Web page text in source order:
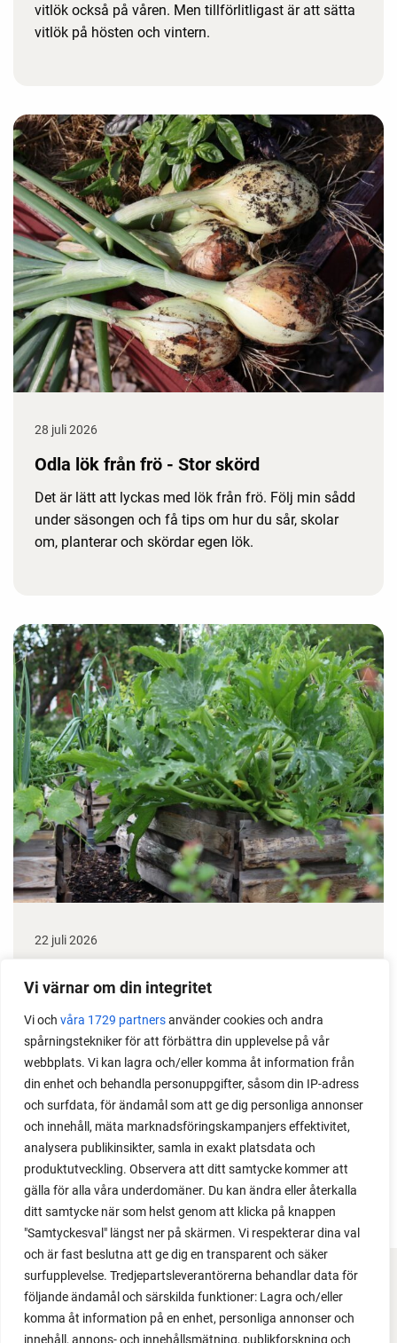
Vi värnar om din integritet
Vi och våra 1729 partnersanvänder cookies och andra
spårningstekniker för att förbättra din upplevelse på vår
webbplats. Vi kan lagra och/eller komma åt information från
din enhet och behandla personuppgifter, såsom din IP-adress
och surfdata, för ändamål som att ge dig personliga annonser
och innehåll, mäta marknadsföringskampanjers effektivitet,
analysera publikinsikter, samla in exakt platsdata och
produktutveckling. Observera att ditt samtycke kommer att
gälla för alla våra underdomäner. Du kan ändra eller återkalla
ditt samtycke när som helst genom att klicka på knappen
"Samtyckesval" längst ner på skärmen. Vi respekterar dina val
och är fast beslutna att ge dig en transparent och säker
surfupplevelse. Tredjepartsleverantörerna behandlar data för
följande ändamål och särskilda funktioner: Lagra och/eller
komma åt information på en enhet, personliga annonser och
innehåll, annons- och innehållsmätning, publikforskning och
vitlök också på våren. Men tillförlitligast är att sätta
vitlök på hösten och vintern.
28 juli 2026
Odla lök från frö - Stor skörd
Det är lätt att lyckas med lök från frö. Följ min sådd
under säsongen och få tips om hur du sår, skolar
om, planterar och skördar egen lök.
22 juli 2026
växter i en pallkrage tillsammans med andra växter.
Perfekt om du vill odla mycket i på liten yta.
FACEBOOK
YOUTUBE